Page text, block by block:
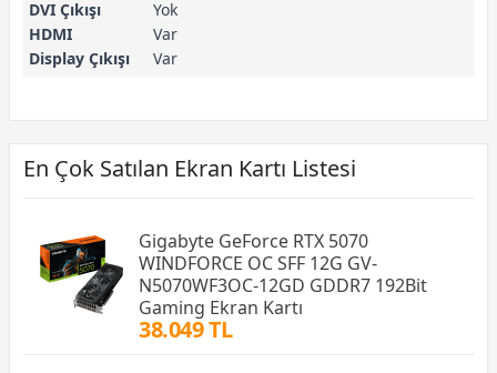
DVI Çıkışı
Yok
HDMI
Var
Display Çıkışı
Var
En Çok Satılan Ekran Kartı Listesi
Gigabyte GeForce RTX 5070
WINDFORCE OC SFF 12G GV-
N5070WF3OC-12GD GDDR7 192Bit
Gaming Ekran Kartı
38.049 TL